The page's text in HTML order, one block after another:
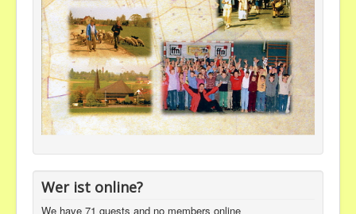
Wer ist online?
We have 71 guests and no members online